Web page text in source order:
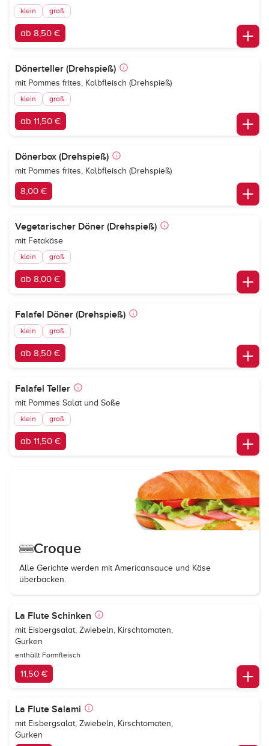
klein groß
ab 8,50 €
Dönerteller (Drehspieß)
mit Pommes frites, Kalbfleisch (Drehspieß)
klein groß
ab 11,50 €
Dönerbox (Drehspieß)
mit Pommes frites, Kalbfleisch (Drehspieß)
8,00 €
Vegetarischer Döner (Drehspieß)
mit Fetakäse
klein groß
ab 8,00 €
Falafel Döner (Drehspieß)
klein groß
ab 8,50 €
Falafel Teller
mit Pommes Salat und Soße
klein groß
ab 11,50 €
Croque
Alle Gerichte werden mit Americansauce und Käse
überbacken.
La Flute Schinken
mit Eisbergsalat, Zwiebeln, Kirschtomaten,
Gurken
enthällt Formfleisch
11,50 €
La Flute Salami
mit Eisbergsalat, Zwiebeln, Kirschtomaten,
Gurken